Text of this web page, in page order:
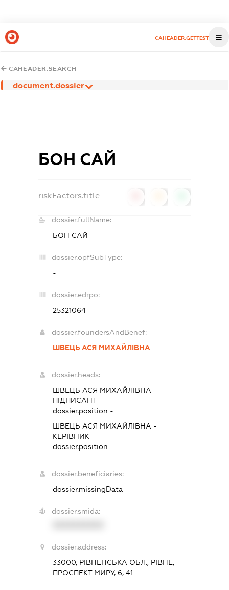
CAHEADER.GETTEST
CAHEADER.SEARCH
document.dossier
БОН САЙ
riskFactors.title
dossier.fullName:
БОН САЙ
dossier.opfSubType:
-
dossier.edrpo:
25321064
dossier.foundersAndBenef:
ШВЕЦЬ АСЯ МИХАЙЛІВНА
dossier.heads:
ШВЕЦЬ АСЯ МИХАЙЛІВНА -
ПІДПИСАНТ
dossier.position -
ШВЕЦЬ АСЯ МИХАЙЛІВНА -
КЕРІВНИК
dossier.position -
dossier.beneficiaries:
dossier.missingData
dossier.smida:
dossier.address:
33000, РІВНЕНСЬКА ОБЛ., РІВНЕ,
ПРОСПЕКТ МИРУ, 6, 41